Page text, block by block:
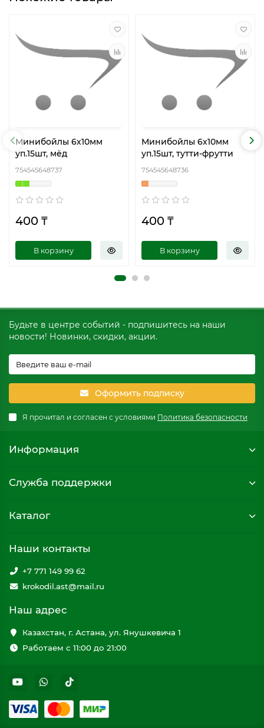
Минибойлы 6х10мм
уп.15шт, мёд
754545648737
400 ₸
В корзину
Минибойлы 6х10мм
уп.15шт, тутти-фрутти
754545648736
400 ₸
В корзину
Будьте в центре событий - подпишитесь на наши
новости! Новинки, скидки, акции.
Оформить подписку
Я прочитал и согласен с условиями Политика безопасности
Информация
Служба поддержки
Каталог
Наши контакты
+7 771 149 99 62
krokodil.ast@mail.ru
Наш адрес
Казахстан, г. Астана, ул. Янушкевича 1
Работаем с 11:00 до 21:00